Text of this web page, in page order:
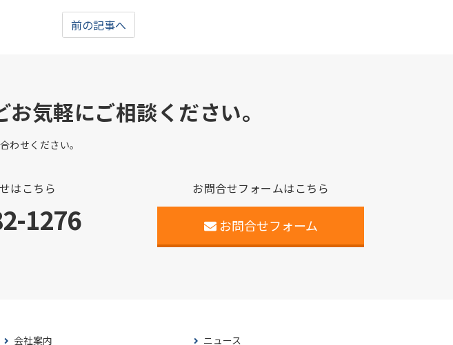
前の記事へ
気軽にご相談ください。
わせください。
はこちら
1276
お問合せフォームはこちら
お問合せフォーム
会社案内 ニュース